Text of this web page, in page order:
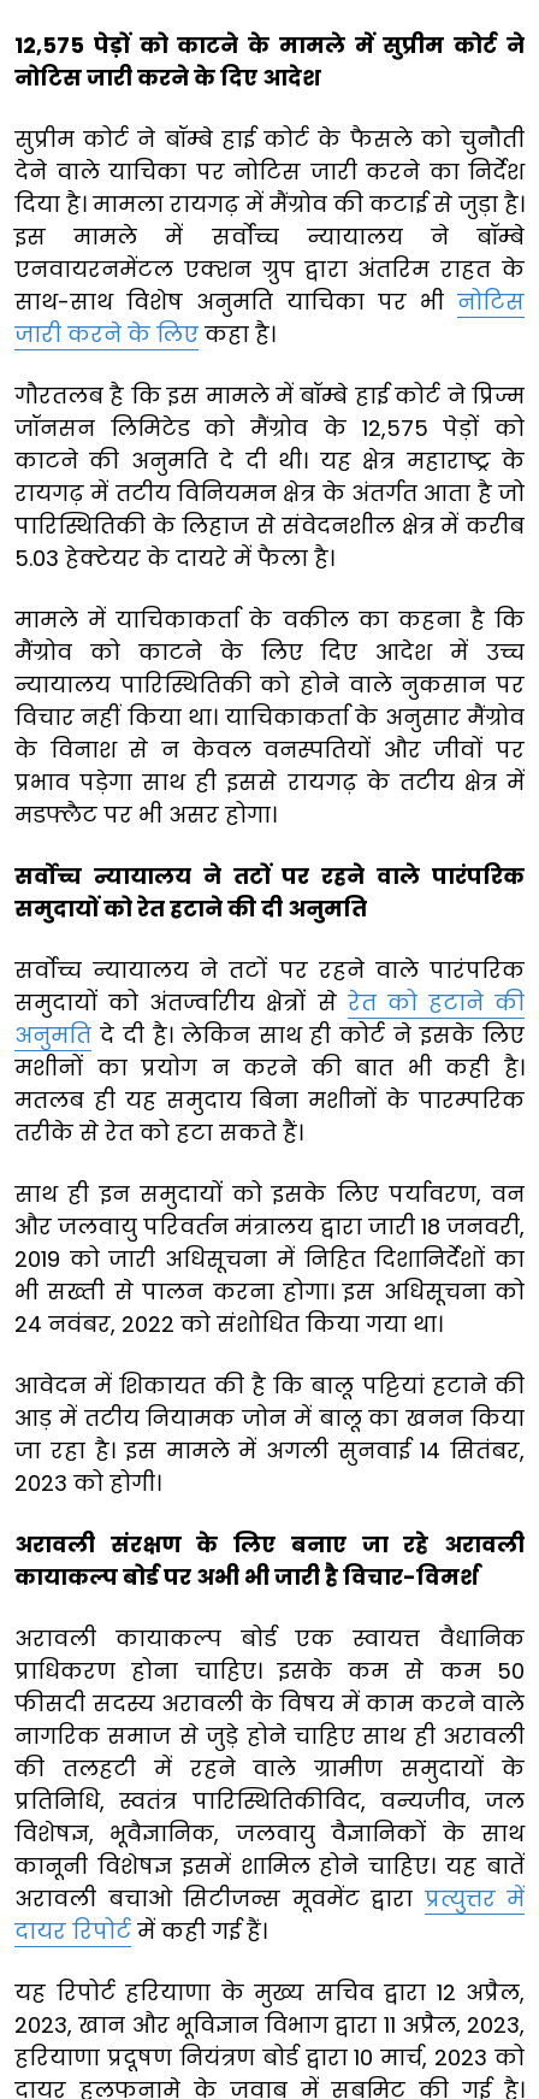
12,575 पेड़ों को काटने के मामले में सुप्रीम कोर्ट ने
नोटिस जारी करने के दिए आदेश
सुप्रीम कोर्ट ने बॉम्बे हाई कोर्ट के फैसले को चुनौती
देने वाले याचिका पर नोटिस जारी करने का निर्देश
दिया है। मामला रायगढ़ में मैंग्रोव की कटाई से जुड़ा है।
इस मामले में सर्वोच्च न्यायालय ने बॉम्बे
एनवायरनमेंटल एक्शन ग्रुप द्वारा अंतरिम राहत के
साथ-साथ विशेष अनुमति याचिका पर भी नोटिस
जारी करने के लिए कहा है।
गौरतलब है कि इस मामले में बॉम्बे हाई कोर्ट ने प्रिज्म
जॉनसन लिमिटेड को मैंग्रोव के 12,575 पेड़ों को
काटने की अनुमति दे दी थी। यह क्षेत्र महाराष्ट्र के
रायगढ़ में तटीय विनियमन क्षेत्र के अंतर्गत आता है जो
पारिस्थितिकी के लिहाज से संवेदनशील क्षेत्र में करीब
5.03 हेक्टेयर के दायरे में फैला है।
मामले में याचिकाकर्ता के वकील का कहना है कि
मैंग्रोव को काटने के लिए दिए आदेश में उच्च
न्यायालय पारिस्थितिकी को होने वाले नुकसान पर
विचार नहीं किया था। याचिकाकर्ता के अनुसार मैंग्रोव
के विनाश से न केवल वनस्पतियों और जीवों पर
प्रभाव पड़ेगा साथ ही इससे रायगढ़ के तटीय क्षेत्र में
मडफ्लैट पर भी असर होगा।
सर्वोच्च न्यायालय ने तटों पर रहने वाले पारंपरिक
समुदायों को रेत हटाने की दी अनुमति
सर्वोच्च न्यायालय ने तटों पर रहने वाले पारंपरिक
समुदायों को अंतर्ज्वारीय क्षेत्रों से रेत को हटाने की
अनुमति दे दी है। लेकिन साथ ही कोर्ट ने इसके लिए
मशीनों का प्रयोग न करने की बात भी कही है।
मतलब ही यह समुदाय बिना मशीनों के पारम्परिक
तरीके से रेत को हटा सकते हैं।
साथ ही इन समुदायों को इसके लिए पर्यावरण, वन
और जलवायु परिवर्तन मंत्रालय द्वारा जारी 18 जनवरी,
2019 को जारी अधिसूचना में निहित दिशानिर्देशों का
भी सख्ती से पालन करना होगा। इस अधिसूचना को
24 नवंबर, 2022 को संशोधित किया गया था।
आवेदन में शिकायत की है कि बालू पट्टियां हटाने की
आड़ में तटीय नियामक जोन में बालू का खनन किया
जा रहा है। इस मामले में अगली सुनवाई 14 सितंबर,
2023 को होगी।
अरावली संरक्षण के लिए बनाए जा रहे अरावली
कायाकल्प बोर्ड पर अभी भी जारी है विचार-विमर्श
अरावली कायाकल्प बोर्ड एक स्वायत्त वैधानिक
प्राधिकरण होना चाहिए। इसके कम से कम 50
फीसदी सदस्य अरावली के विषय में काम करने वाले
नागरिक समाज से जुड़े होने चाहिए साथ ही अरावली
की तलहटी में रहने वाले ग्रामीण समुदायों के
प्रतिनिधि, स्वतंत्र पारिस्थितिकीविद, वन्यजीव, जल
विशेषज्ञ, भूवैज्ञानिक, जलवायु वैज्ञानिकों के साथ
कानूनी विशेषज्ञ इसमें शामिल होने चाहिए। यह बातें
अरावली बचाओ सिटीजन्स मूवमेंट द्वारा प्रत्युत्तर में
दायर रिपोर्ट में कही गई हैं।
यह रिपोर्ट हरियाणा के मुख्य सचिव द्वारा 12 अप्रैल,
2023, खान और भूविज्ञान विभाग द्वारा 11 अप्रैल, 2023,
हरियाणा प्रदूषण नियंत्रण बोर्ड द्वारा 10 मार्च, 2023 को
दायर हलफनामे के जवाब में सबमिट की गई है।